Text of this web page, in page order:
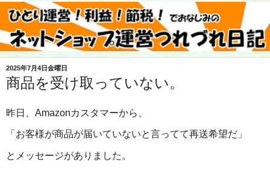
2025年7月4日金曜日
商品を受け取っていない。
昨日、Amazonカスタマーから、
「お客様が商品が届いていないと言ってて再送希望だ」
とメッセージがありました。